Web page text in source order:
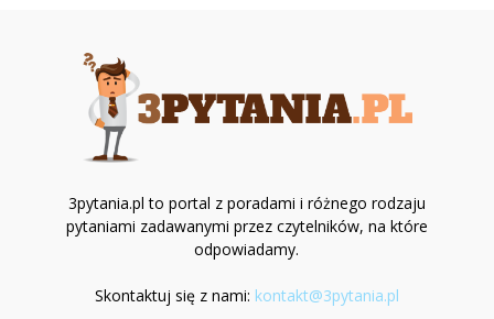
3pytania.pl to portal z poradami i różnego rodzaju
pytaniami zadawanymi przez czytelników, na które
odpowiadamy.
Skontaktuj się z nami: kontakt@3pytania.pl